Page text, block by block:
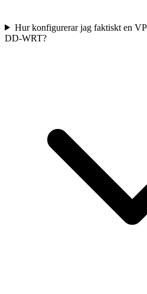
Hur konfigurerar jag faktiskt en
DD-WRT?